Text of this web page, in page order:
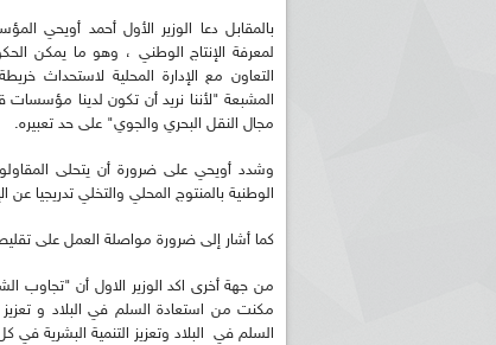
بالمقابل دعا الوزير الأول أحمد أويحي
لمعرفة الإنتاج الوطني ، وهو ما يمكن
التعاون مع الإدارة المحلية لاستحداث
المشبعة "لأننا نريد أن تكون لدينا
مجال النقل البحري والجوي" على حد تعبيره.
وشدد أويحي على ضرورة أن يتحلى
الوطنية بالمنتوج المحلي والتخلي تدريجيا
كما أشار إلى ضرورة مواصلة العمل على
مكنت من استعادة السلم في البلاد و
السلم في البلاد وتعزيز التنمية البشرية في